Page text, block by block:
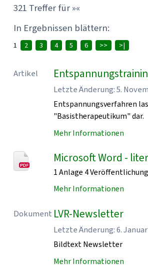
321 Treffer für »«
In Ergebnissen blättern:
1 2 3 4 5 6 >> >|
Artikel
Letzte Änderung: 5.
Entspannungsverfahren
"Basistherapeutikum" dar.
Mehr Informationen
Microsoft Word -
1 Anlage 4
Mehr Informationen
Dokument LVR-Newsletter
Letzte Änderung: 6.
Bildtext Newsletter
Mehr Informationen